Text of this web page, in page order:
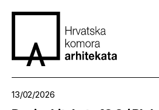
13/02/2026